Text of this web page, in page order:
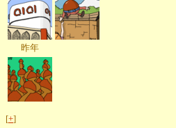
昨年
[+]